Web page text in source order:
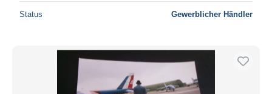
Status Gewerblicher Händler